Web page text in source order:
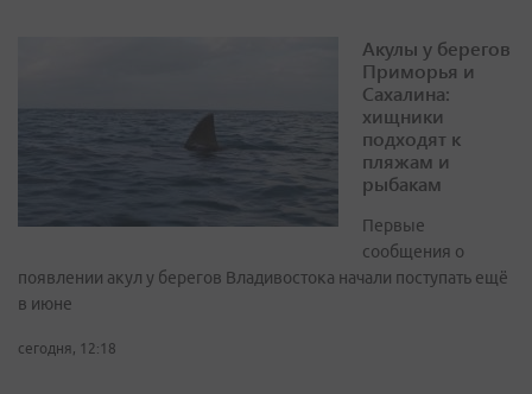
Акулы у берегов
Приморья и
Сахалина:
хищники
подходят к
пляжам и
рыбакам
Первые
сообщения о
появлении акул у берегов Владивостока начали поступать ещё
в июне
сегодня, 12:18